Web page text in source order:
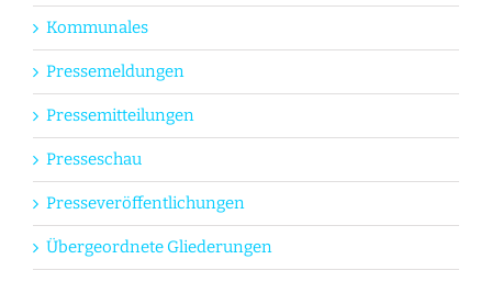
Kommunales
Pressemeldungen
Pressemitteilungen
Presseschau
Presseveröffentlichungen
Übergeordnete Gliederungen